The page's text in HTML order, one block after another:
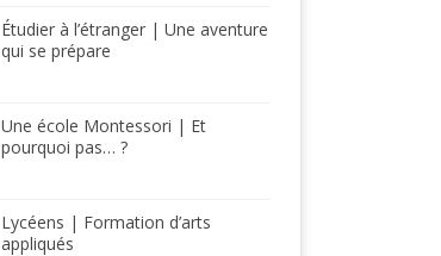
Étudier à l’étranger | Une aventure
qui se prépare
Une école Montessori | Et
pourquoi pas… ?
Lycéens | Formation d’arts
appliqués